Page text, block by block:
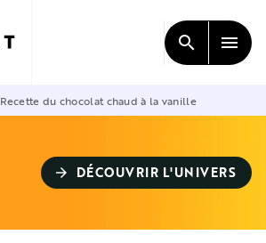
CONTENU
search menu
Recette du chocolat chaud à la vanille
arrow_forward DÉCOUVRIR L'UNIVERS